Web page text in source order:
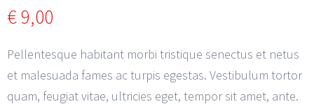
op 5
gebaseerd
klant
waardering
€9,00
Pellentesque habitant morbi tristique senectus et netus
et malesuada fames ac turpis egestas. Vestibulum tortor
quam, feugiat vitae, ultricies eget, tempor sit amet, ante.